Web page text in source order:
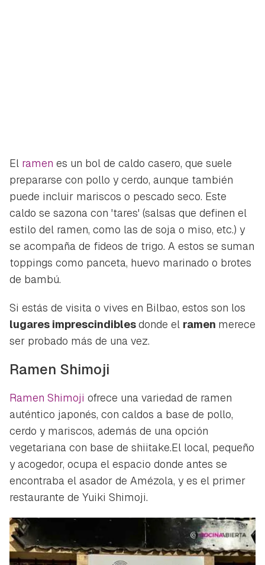
El ramen es un bol de caldo casero, que suele
prepararse con pollo y cerdo, aunque también
puede incluir mariscos o pescado seco. Este
caldo se sazona con 'tares' (salsas que definen el
estilo del ramen, como las de soja o miso, etc.) y
se acompaña de fideos de trigo. A estos se suman
toppings como panceta, huevo marinado o brotes
de bambú.
Si estás de visita o vives en Bilbao, estos son los
lugares imprescindiblesdonde el ramen merece
ser probado más de una vez.
Ramen Shimoji
Ramen Shimoji ofrece una variedad de ramen
auténtico japonés, con caldos a base de pollo,
cerdo y mariscos, además de una opción
vegetariana con base de shiitake.El local, pequeño
y acogedor, ocupa el espacio donde antes se
encontraba el asador de Amézola, y es el primer
restaurante de Yuiki Shimoji.